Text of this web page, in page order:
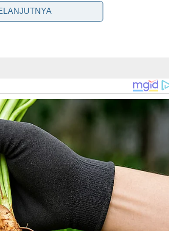
Shaharin atau lebih mesra dipanggil
mengelakkan seekor haiwan yang tiba-tiba
Rembau, kejadian berlaku sekitar 12.30 pagi
dari Universiti Teknologi Mara (UiTM)